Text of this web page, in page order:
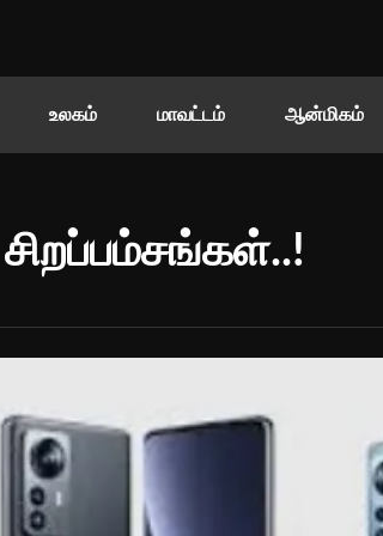
உலகம் மாவட்டம் ஆன்மிகம்